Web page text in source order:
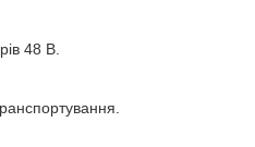
48 В.